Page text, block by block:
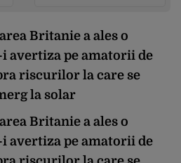
Britanie a ales o
avertiza pe amatorii de
riscurilor la care se
la solar
Britanie a ales o
avertiza pe amatorii de